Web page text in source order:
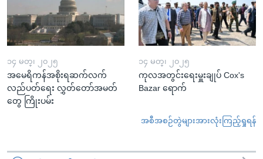
၁၄ မတ္၊ ၂၀၂၅
အမေရိကန်အစိုးရဆက်လက်
လည်ပတ်ရေး လွှတ်တော်အမတ်
တွေ ကြိုးပမ်း
၁၄ မတ္၊ ၂၀၂၅
ကုလအတွင်းရေးမှူးချုပ် Cox's
Bazar ရောက်
အစီအစဉ်တွဲများအားလုံးကြည့်ရှုရန်